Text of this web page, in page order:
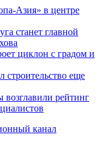
Азия» в центре
станет главной
циклон с градом и
еще
рейтинг
канал